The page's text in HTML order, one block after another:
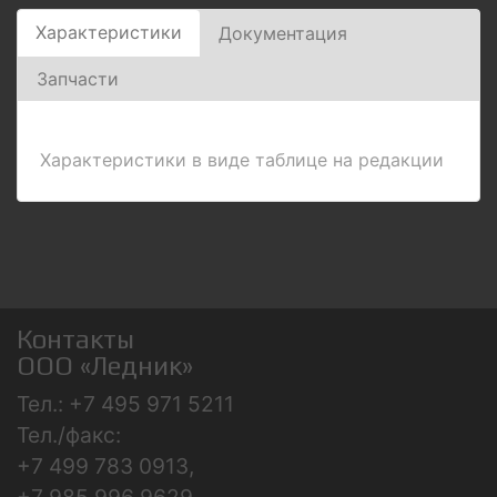
Характеристики Документация
Запчасти
Характеристики в виде таблице на редакции
Контакты
ООО «Ледник»
Тел.: +7 495 971 5211
Тел./факс:
+7 499 783 0913,